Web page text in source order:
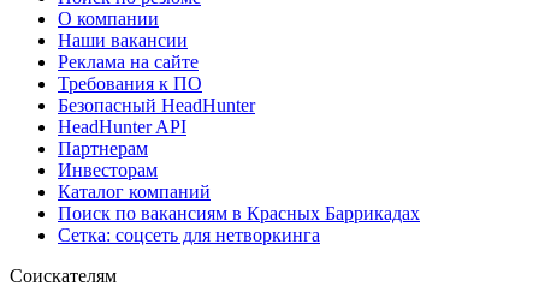
О компании
Наши вакансии
Реклама на сайте
Требования к ПО
Безопасный HeadHunter
HeadHunter API
Партнерам
Инвесторам
Каталог компаний
Поиск по вакансиям в Красных Баррикадах
Сетка: соцсеть для нетворкинга
Соискателям